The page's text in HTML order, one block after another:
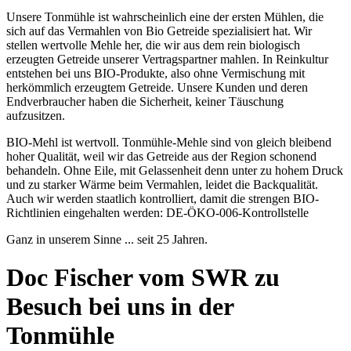
Unsere Tonmühle ist wahrscheinlich eine der ersten Mühlen, die
sich auf das Vermahlen von Bio Getreide spezialisiert hat. Wir
stellen wertvolle Mehle her, die wir aus dem rein biologisch
erzeugten Getreide unserer Vertragspartner mahlen. In Reinkultur
entstehen bei uns BIO-Produkte, also ohne Vermischung mit
herkömmlich erzeugtem Getreide. Unsere Kunden und deren
Endverbraucher haben die Sicherheit, keiner Täuschung
aufzusitzen.
BIO-Mehl ist wertvoll. Tonmühle-Mehle sind von gleich bleibend
hoher Qualität, weil wir das Getreide aus der Region schonend
behandeln. Ohne Eile, mit Gelassenheit denn unter zu hohem Druck
und zu starker Wärme beim Vermahlen, leidet die Backqualität.
Auch wir werden staatlich kontrolliert, damit die strengen BIO-
Richtlinien eingehalten werden: DE-ÖKO-006-Kontrollstelle
Ganz in unserem Sinne ... seit 25 Jahren.
Doc Fischer vom SWR zu
Besuch bei uns in der
Tonmühle